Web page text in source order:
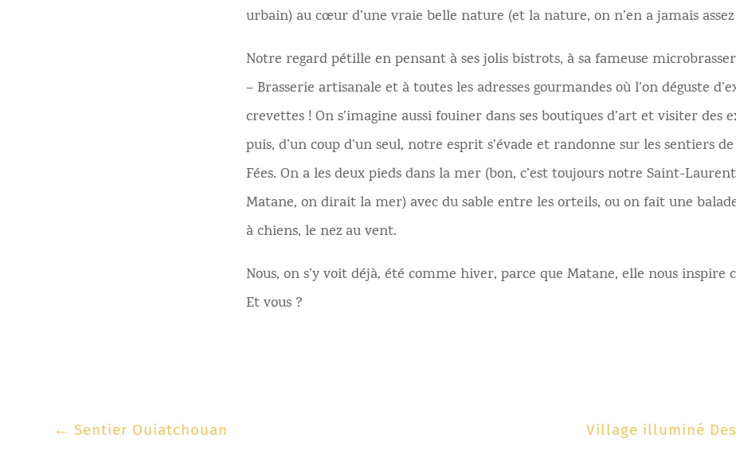
urbain) au cœur d’une vraie belle nature (et la nature, on n’en a jamais assez
Notre regard pétille en pensant à ses jolis bistrots, à sa fameuse
– Brasserie artisanale et à toutes les adresses gourmandes où l’on déguste
crevettes ! On s’imagine aussi fouiner dans ses boutiques d’art et visiter des
puis, d’un coup d’un seul, notre esprit s’évade et randonne sur les sentiers
Fées. On a les deux pieds dans la mer (bon, c’est toujours notre Saint-
Matane, on dirait la mer) avec du sable entre les orteils, ou on fait une
à chiens, le nez au vent.
Nous, on s’y voit déjà, été comme hiver, parce que Matane, elle nous inspire
Et vous ?
←Sentier Ouiatchouan Village illuminé